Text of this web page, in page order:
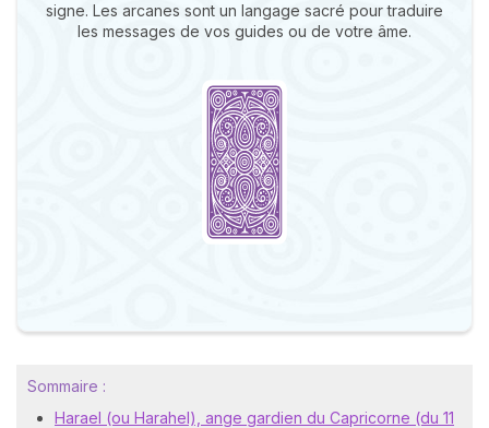
signe. Les arcanes sont un langage sacré pour traduire
les messages de vos guides ou de votre âme.
Sommaire :
Harael (ou Harahel), ange gardien du Capricorne (du 11